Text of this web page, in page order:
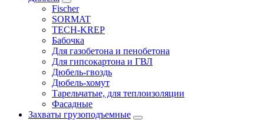
Fischer
SORMAT
TECH-KREP
Бабочка
Для газобетона и пенобетона
Для гипсокартона и ГВЛ
Дюбель-гвоздь
Дюбель-хомут
Тарельчатые, для теплоизоляции
Фасадные
Захваты грузоподъемные